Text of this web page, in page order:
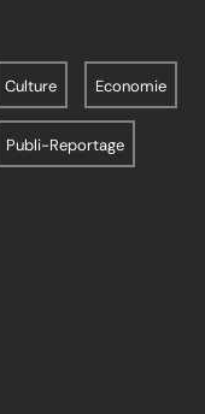
Culture Economie
Publi-Reportage